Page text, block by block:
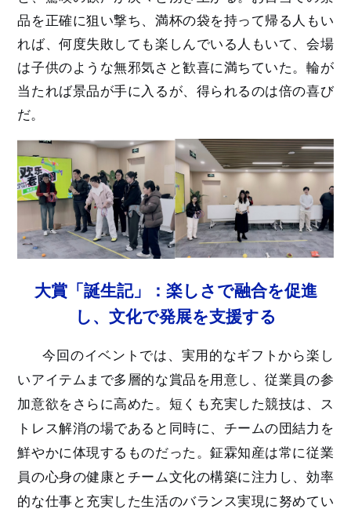
品を正確に狙い撃ち、満杯の袋を持って帰る人もい
れば、何度失敗しても楽しんでいる人もいて、会場
は子供のような無邪気さと歓喜に満ちていた。輪が
当たれば景品が手に入るが、得られるのは倍の喜び
だ。
大賞「誕生記」：楽しさで融合を促進
し、文化で発展を支援する
今回のイベントでは、実用的なギフトから楽し
いアイテムまで多層的な賞品を用意し、従業員の参
加意欲をさらに高めた。短くも充実した競技は、ス
トレス解消の場であると同時に、チームの団結力を
鮮やかに体現するものだった。鉦霖知産は常に従業
員の心身の健康とチーム文化の構築に注力し、効率
的な仕事と充実した生活のバランス実現に努めてい